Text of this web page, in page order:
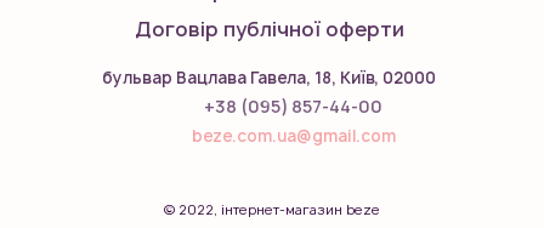
Договір публічної оферти
бульвар Вацлава Гавела, 18, Київ, 02000
+38 (095) 857-44-00
beze.com.ua@gmail.com
© 2022, інтернет-магазин beze